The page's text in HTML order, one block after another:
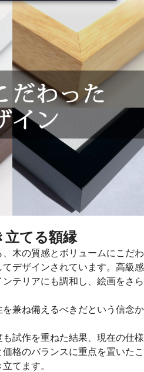
立てる額縁
木の質感とボリュームにこだわ
デザインされています。高級感
テリアにも調和し、絵画をさら
兼ね備えるべきだという信念か
試作を重ねた結果、現在の仕様
格のバランスに重点を置いたこ
てます。